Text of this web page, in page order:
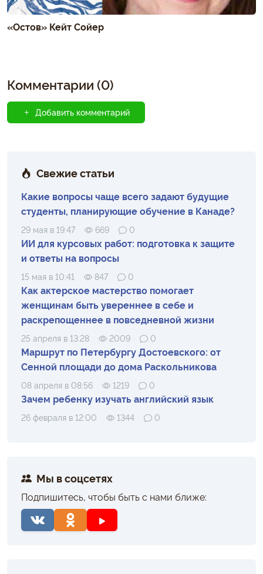
«Остов» Кейт Сойер
Комментарии (0)
Добавить комментарий
Свежие статьи
Какие вопросы чаще всего задают будущие
студенты, планирующие обучение в Канаде?
29 мая в 19:47 669 0
ИИ для курсовых работ: подготовка к защите
и ответы на вопросы
15 мая в 10:41 847 0
Как актерское мастерство помогает
женщинам быть увереннее в себе и
раскрепощеннее в повседневной жизни
25 апреля в 13:28 2009 0
Маршрут по Петербургу Достоевского: от
Сенной площади до дома Раскольникова
08 апреля в 08:56 1219 0
Зачем ребенку изучать английский язык
26 февраля в 12:00 1344 0
Мы в соцсетях
Подпишитесь, чтобы быть с нами ближе: